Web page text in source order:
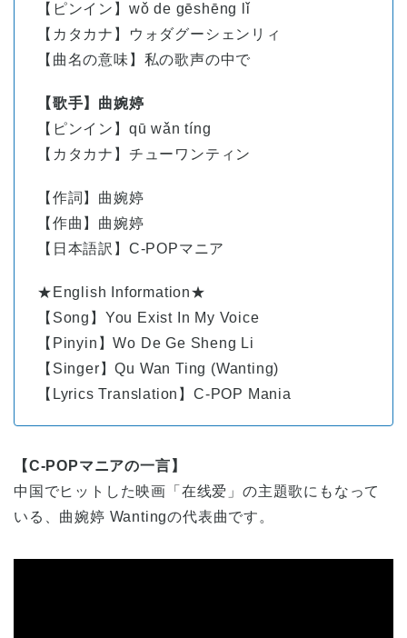
【ピンイン】wǒ de gēshēng lǐ
【カタカナ】ウォダグーシェンリィ
【曲名の意味】私の歌声の中で
【歌手】曲婉婷
【ピンイン】 qūwǎntíng
【カタカナ】チューワンティン
【作詞】曲婉婷
【作曲】曲婉婷
【日本語訳】C-POPマニア
★English Information★
【Song】You Exist In My Voice
【Pinyin】Wo De Ge Sheng Li
【Singer】Qu Wan Ting (Wanting)
【Lyrics Translation】C-POP Mania
【C-POPマニアの一言】
中国でヒットした映画「在线爱」の主題歌にもなって
いる、曲婉婷 Wantingの代表曲です。